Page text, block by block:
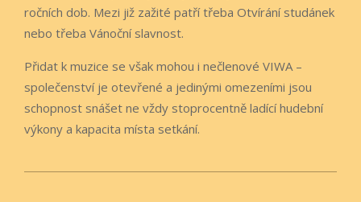
ročních dob. Mezi již zažité patří třeba Otvírání studánek
nebo třeba Vánoční slavnost.
Přidat k muzice se však mohou i nečlenové VIWA –
společenství je otevřené a jedinými omezeními jsou
schopnost snášet ne vždy stoprocentně ladící hudební
výkony a kapacita místa setkání.